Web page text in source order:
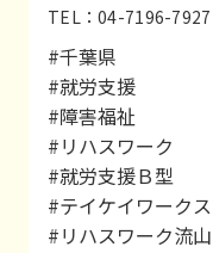
TEL：04-7196-
#千葉県
#就労支援
#障害福祉
#リハスワーク
#就労支援Ｂ型
#テイケイワーク
#リハスワーク流山